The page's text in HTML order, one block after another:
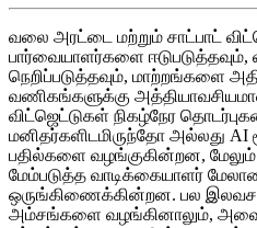
வலை அரட்டை மற்றும் சாட்பாட்
பார்வையாளர்களை
நெறிப்படுத்தவும், மாற்றங்களை
வணிகங்களுக்கு
விட்ஜெட்டுகள் நிகழ்நேர
மனிதர்களிடமிருந்தோ அல்லது
பதில்களை வழங்குகின்றன,
மேம்படுத்த வாடிக்கையாளர்
ஒருங்கிணைக்கின்றன. பல இலவச
அம்சங்களை வழங்கினாலும்,